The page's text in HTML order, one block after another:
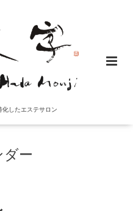
化したエステサロン
ダー